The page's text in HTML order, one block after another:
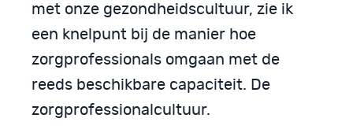
met onze gezondheidscultuur, zie ik
een knelpunt bij de manier hoe
zorgprofessionals omgaan met de
reeds beschikbare capaciteit. De
zorgprofessionalcultuur.